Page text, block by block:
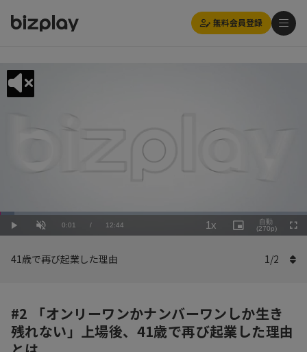
無料会員登録
Play UnmuteCurrent
0:01 / Duration
12:44
Loaded:
4.72%
1x
Rate
Picture-
in-
自動
(270p)
41歳で再び起業した理由 1/2
#2 「オンリーワンかナンバーワンしか生き
残れない」上場後、41歳で再び起業した理由